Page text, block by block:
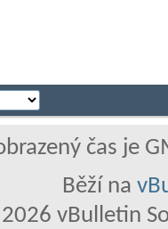
čas je
Běží na
vBulletin